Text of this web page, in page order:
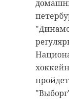
отбора
"Всё